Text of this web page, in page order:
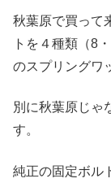
秋葉原で買って
トを４種類（8
のスプリングワ
別に秋葉原じゃ
す。
純正の固定ボル